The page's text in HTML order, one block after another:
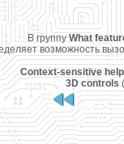
В группуWhat
возможность
Context-sensitive help
3D controls